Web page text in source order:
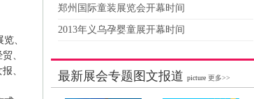
、
、
、
郑州国际童装展览会开幕时间
2013年义乌孕婴童展开幕时间
最新展会专题图文报道 picture 更多>>